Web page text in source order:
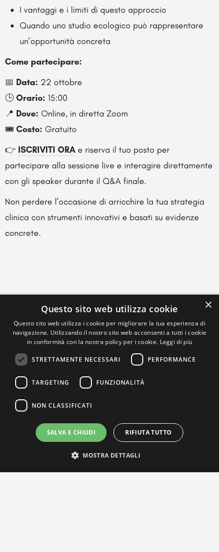
I vantaggi e i limiti di questo approccio
Quando uno studio ecologico può rappresentare
un’opportunità concreta
Come partecipare:
📅 Data: 22 ottobre
🕒Orario: 15:00
📍 Dove: Online, in diretta Zoom
🎟️ Costo: Gratuito
👉 ISCRIVITI ORAe riserva il tuo posto per
partecipare alla sessione live e interagire direttamente
con gli speaker durante il Q&A finale.
Non perdere l’occasione di arricchire la tua strategia
clinica con strumenti innovativi e basati su evidenze
concrete.
×
Questo sito web utilizza cookie
Questo sito web utilizza i cookie per migliorare la tua esperienza di
navigazione. Utilizzando il nostro sito web acconsenti a tutti i cookie
in conformità con la nostra policy per i cookie. Leggi di più
STRETTAMENTE NECESSARI PERFORMANCE
TARGETING FUNZIONALITÀ
NON CLASSIFICATI
SALVA E CHIUDI RIFIUTA TUTTO
MOSTRA DETTAGLI